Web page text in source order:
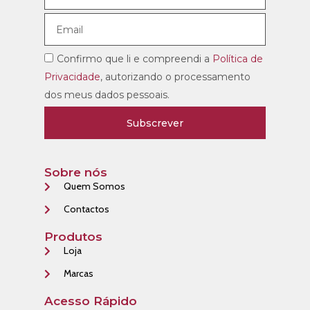
Sobre nós
Quem Somos
Contactos
Produtos
Loja
Marcas
Acesso Rápido
Confirmo que li e compreendi a Política de
Privacidade, autorizando o processamento
dos meus dados pessoais.
Subscrever